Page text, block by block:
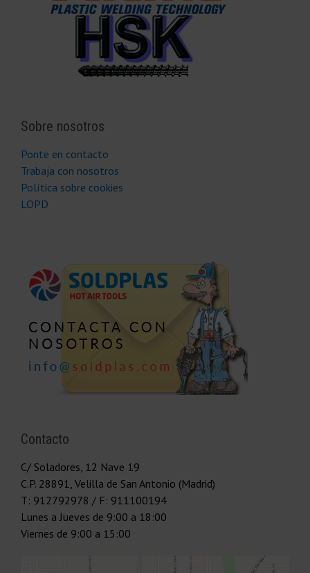
Sobre nosotros
Ponte en contacto
Trabaja con nosotros
Política sobre cookies
LOPD
Contacto
C/ Soladores, 12 Nave 19
C.P. 28891 Velilla de San Antonio (Madrid)
T: 912792978 / F: 911100194
Lunes a Jueves de 9:00 a 18:00
Viernes de 9:00 a 15:00